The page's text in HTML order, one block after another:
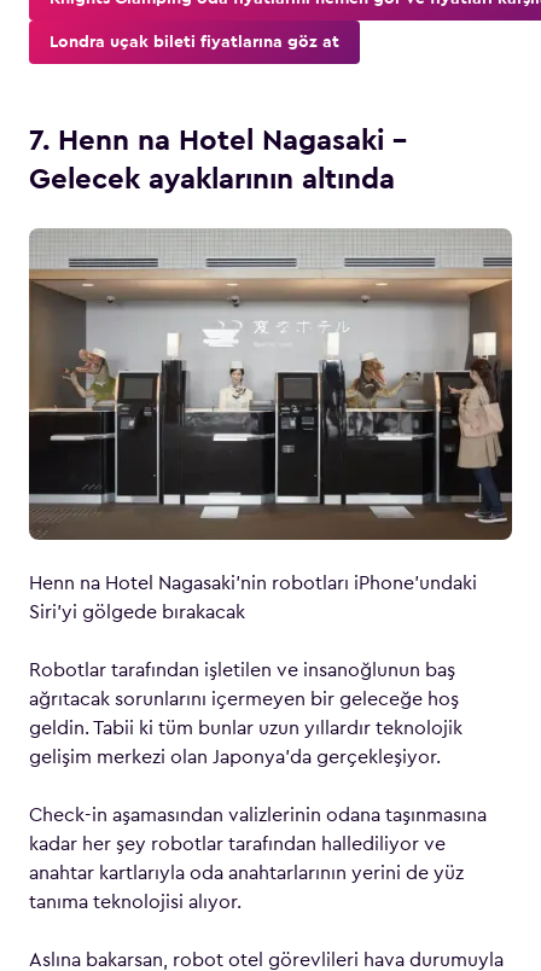
Londra uçak bileti fiyatlarına göz at
7. Henn na Hotel Nagasaki –
Gelecek ayaklarının altında
Henn na Hotel Nagasaki’nin robotları iPhone’undaki
Siri’yi gölgede bırakacak
Robotlar tarafından işletilen ve insanoğlunun baş
ağrıtacak sorunlarını içermeyen bir geleceğe hoş
geldin. Tabii ki tüm bunlar uzun yıllardır teknolojik
gelişim merkezi olan Japonya’da gerçekleşiyor.
Check-in aşamasından valizlerinin odana taşınmasına
kadar her şey robotlar tarafından hallediliyor ve
anahtar kartlarıyla oda anahtarlarının yerini de yüz
tanıma teknolojisi alıyor.
Aslına bakarsan, robot otel görevlileri hava durumuyla